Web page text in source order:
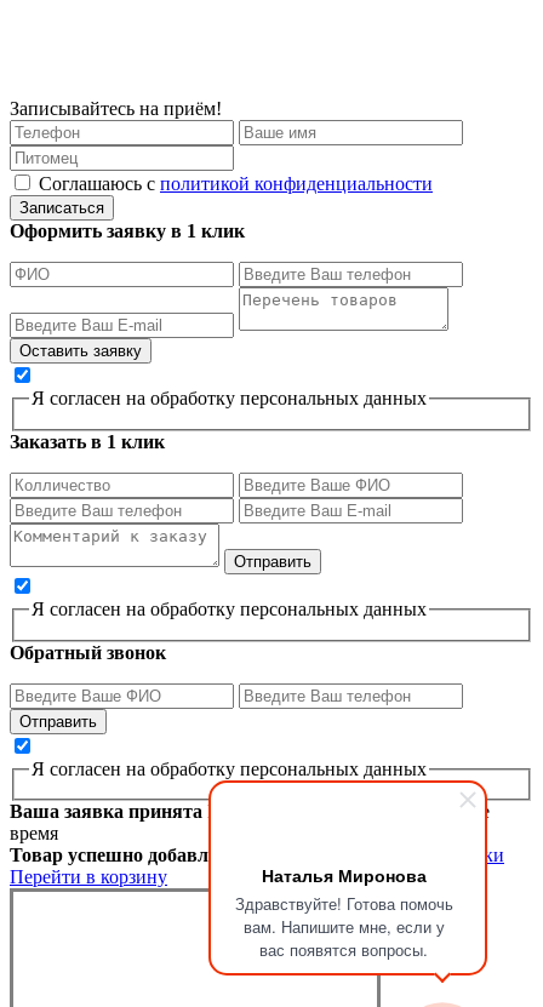
Наталья Миронова
Здравствуйте! Готова помочь
вам. Напишите мне, если у
вас появятся вопросы.
Записывайтесь на приём!
Соглашаюсь с политикой конфиденциальности
Записаться
Оформить заявку в 1 клик
Я согласен на обработку персональных данных
Заказать в 1 клик
Я согласен на обработку персональных данных
Обратный звонок
Я согласен на обработку персональных данных
Ваша заявка принята Мы перезвоним вам в ближайшее
время
Товар успешно добавлен в корзину
Продолжить покупки
Перейти в корзину